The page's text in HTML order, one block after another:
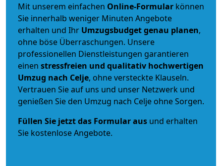
Mit unserem einfachen Online-Formular können
Sie innerhalb weniger Minuten Angebote
erhalten und Ihr Umzugsbudgetgenau planen,
ohne böse Überraschungen. Unsere
professionellen Dienstleistungen garantieren
einen stressfreien und qualitativ hochwertigen
Umzug nach Celje, ohne versteckte Klauseln.
Vertrauen Sie auf uns und unser Netzwerk und
genießen Sie den Umzug nach Celje ohne Sorgen.
Füllen Sie jetzt das Formular aus und erhalten
Sie kostenlose Angebote.